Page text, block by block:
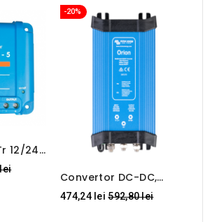
12/24-
-20%
Convertor DC-DC,
Orion 24/12-70A
474,24 lei Regular
592,80 lei